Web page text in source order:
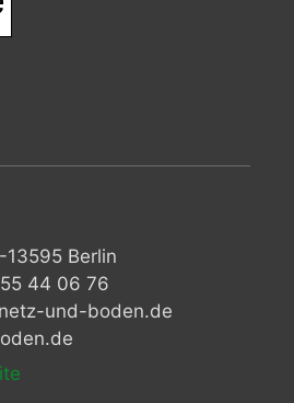
13595 Berlin
44 06 76
und-boden.de